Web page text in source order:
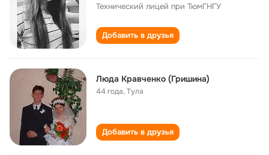
Технический лицей при ТюмГНГУ
Добавить в друзья
Люда Кравченко (Гришина)
44 года,Тула
Добавить в друзья